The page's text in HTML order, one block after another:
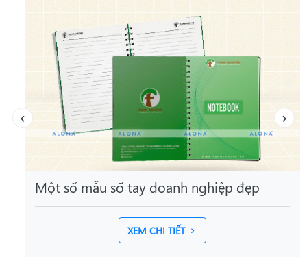
Một số mẫu sổ tay doanh nghiệp đẹp
XEM CHI TIẾT